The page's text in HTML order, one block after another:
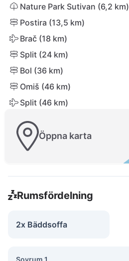
Nature Park Sutivan (6,2 km)
Postira (13,5 km)
Brač (18 km)
Split (24 km)
Bol (36 km)
Omiš (46 km)
Split (46 km)
Öppna karta
Rumsfördelning
2x Bäddsoffa
Sovrum 1